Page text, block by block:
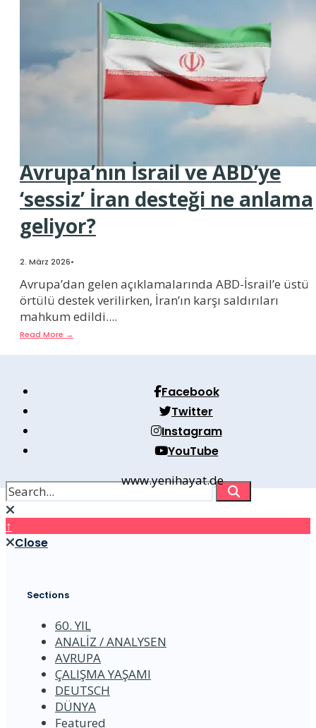
Avrupa’nın İsrail ve ABD’ye
‘sessiz’ İran desteği ne anlama
geliyor?
2. März 2026•
Avrupa’dan gelen açıklamalarında ABD-İsrail’e üstü
örtülü destek verilirken, İran’ın karşı saldırıları
mahkum edildi....
Read More →
Facebook
Twitter
Instagram
YouTube
www.yenihayat.de
↑
Close
Sections
60. YIL
ANALİZ / ANALYSEN
AVRUPA
ÇALIŞMA YAŞAMI
DEUTSCH
DÜNYA
Featured